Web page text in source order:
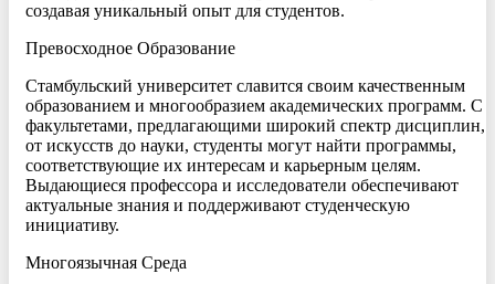
создавая уникальный опыт для студентов.
Превосходное Образование
Стамбульский университет славится своим качественным
образованием и многообразием академических программ. С
факультетами, предлагающими широкий спектр дисциплин,
от искусств до науки, студенты могут найти программы,
соответствующие их интересам и карьерным целям.
Выдающиеся профессора и исследователи обеспечивают
актуальные знания и поддерживают студенческую
инициативу.
Многоязычная Среда